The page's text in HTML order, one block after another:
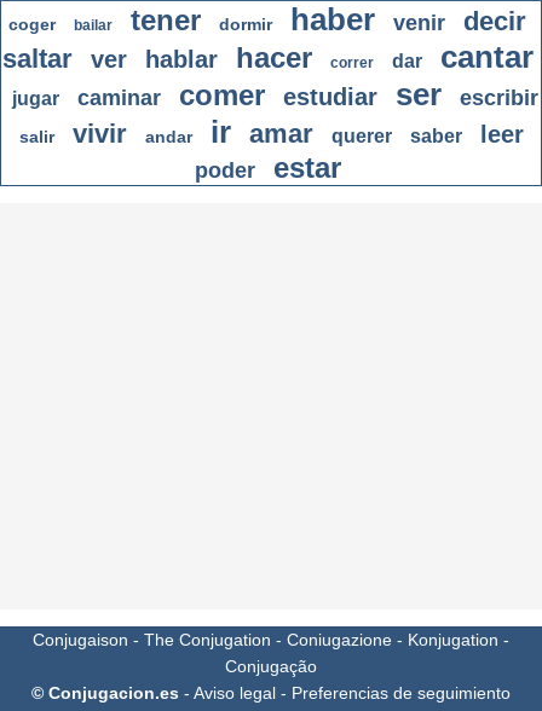
coger bailar tener dormir haber venir
decir
saltar
ver hablar hacer correr dar cantar
jugar caminar comer estudiar ser escribir
salir vivir andar ir amar querer saber leer
poder estar
Conjugaison - The Conjugation - Coniugazione - Konjugation -
Conjugação
© Conjugacion.es - Aviso legal - Preferencias de seguimiento